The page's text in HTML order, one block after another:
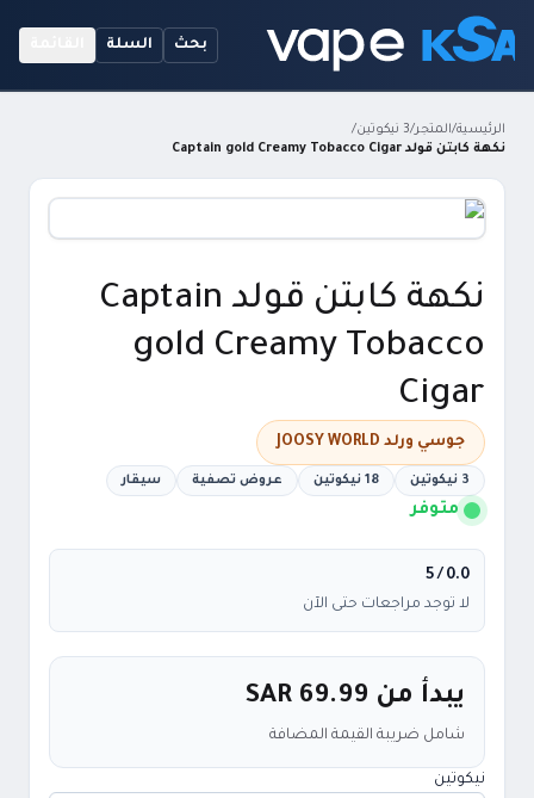
بحث السلة
الرئيسية/المتجر/3 نيكوتين
/
نكهة كابتن قولد Captain gold Creamy Tobacco Cigar
نكهة كابتن قولد Captain
gold Creamy Tobacco
Cigar
جوسي ورلد JOOSY WORLD
3 نيكوتين 18 نيكوتين عروض تصفية سيقار
متوفر
0.0
/ 5
لا توجد مراجعات حتى الآن
يبدأ من SAR 69.99
شامل ضريبة القيمة المضافة
نيكوتين